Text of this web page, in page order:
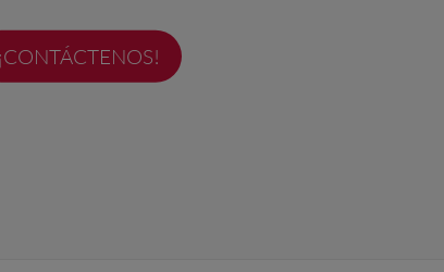
¡CONTÁCTENOS!